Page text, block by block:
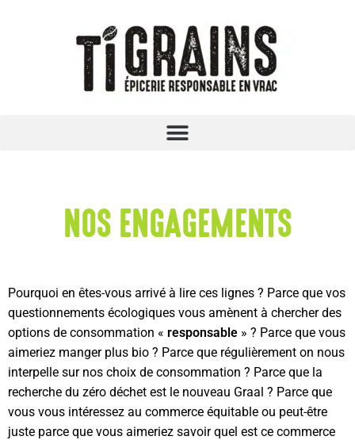
NOS ENGAGEMENTS
Pourquoi en êtes-vous arrivé à lire ces lignes ? Parce que vos
questionnements écologiques vous amènent à chercher des
options de consommation « responsable » ? Parce que vous
aimeriez manger plus bio ? Parce que régulièrement on nous
interpelle sur nos choix de consommation ? Parce que la
recherche du zéro déchet est le nouveau Graal ? Parce que
vous vous intéressez au commerce équitable ou peut-être
juste parce que vous aimeriez savoir quel est ce commerce